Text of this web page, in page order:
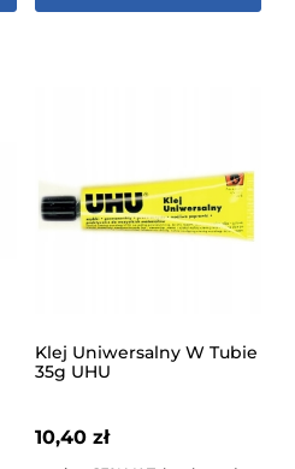
Klej Uniwersalny W Tubie
35g UHU
10,40 zł